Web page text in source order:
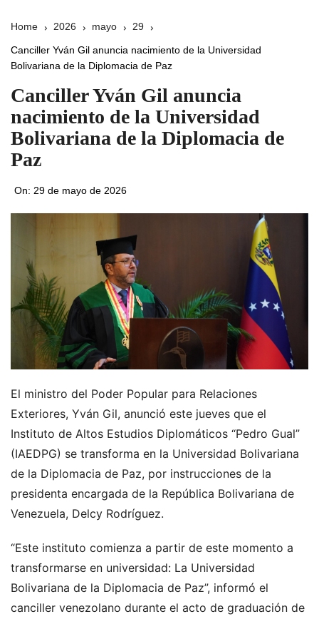
Home 2026 mayo 29
Canciller Yván Gil anuncia nacimiento de la Universidad
Bolivariana de la Diplomacia de Paz
Canciller Yván Gil anuncia
nacimiento de la Universidad
Bolivariana de la Diplomacia de
Paz
On: 29 de mayo de 2026
El ministro del Poder Popular para Relaciones
Exteriores, Yván Gil, anunció este jueves que el
Instituto de Altos Estudios Diplomáticos “Pedro Gual”
(IAEDPG) se transforma en la Universidad Bolivariana
de la Diplomacia de Paz, por instrucciones de la
presidenta encargada de la República Bolivariana de
Venezuela, Delcy Rodríguez.
“Este instituto comienza a partir de este momento a
transformarse en universidad: La Universidad
Bolivariana de la Diplomacia de Paz”, informó el
canciller venezolano durante el acto de graduación de